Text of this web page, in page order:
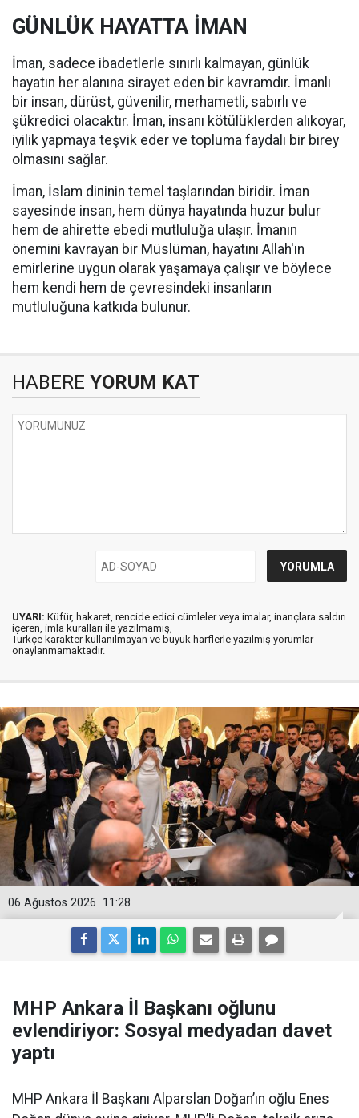
GÜNLÜK HAYATTA İMAN
İman, sadece ibadetlerle sınırlı kalmayan, günlük
hayatın her alanına sirayet eden bir kavramdır. İmanlı
bir insan, dürüst, güvenilir, merhametli, sabırlı ve
şükredici olacaktır. İman, insanı kötülüklerden alıkoyar,
iyilik yapmaya teşvik eder ve topluma faydalı bir birey
olmasını sağlar.
İman, İslam dininin temel taşlarından biridir. İman
sayesinde insan, hem dünya hayatında huzur bulur
hem de ahirette ebedi mutluluğa ulaşır. İmanın
önemini kavrayan bir Müslüman, hayatını Allah'ın
emirlerine uygun olarak yaşamaya çalışır ve böylece
hem kendi hem de çevresindeki insanların
mutluluğuna katkıda bulunur.
HABERE YORUM KAT
UYARI: Küfür, hakaret, rencide edici cümleler veya imalar, inançlara saldırı
içeren, imla kuralları ile yazılmamış,
Türkçe karakter kullanılmayan ve büyük harflerle yazılmış yorumlar
onaylanmamaktadır.
11:28
06 Ağustos 2026
MHP Ankara İl Başkanı oğlunu
evlendiriyor: Sosyal medyadan davet
yaptı
MHP Ankara İl Başkanı Alparslan Doğan’ın oğlu Enes